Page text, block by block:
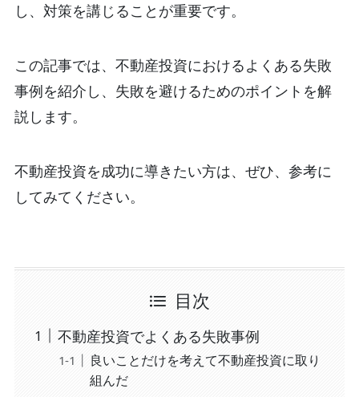
し、対策を講じることが重要です。
この記事では、不動産投資におけるよくある失敗
事例を紹介し、失敗を避けるためのポイントを解
説します。
不動産投資を成功に導きたい方は、ぜひ、参考に
してみてください。
目次
不動産投資でよくある失敗事例
良いことだけを考えて不動産投資に取り
組んだ